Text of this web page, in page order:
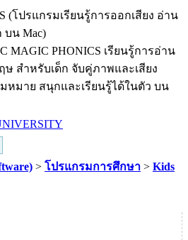
MAGIC PHONICS เรียนรู้การอ่าน
ษ สำหรับเด็ก จับคู่ภาพและเสียง
หมาย สนุกและเรียนรู้ได้ในตัว บน
> โปรแกรมการศึกษา > Kids